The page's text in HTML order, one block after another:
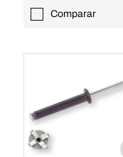
Comparar